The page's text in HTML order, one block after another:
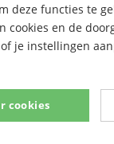
stand-alone &
DMX & CRMX) &
deze functies te
en de
je instellingen
cookies